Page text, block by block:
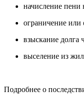
начисление пени
ограничение или
взыскание долга
выселение из
Подробнее о